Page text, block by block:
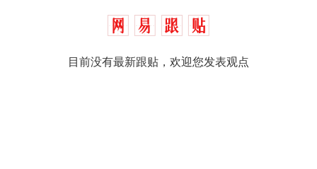
目前没有最新跟贴，欢迎您发表观点